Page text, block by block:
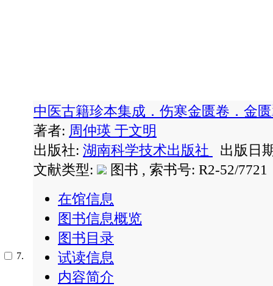
7.
中医古籍珍本集成．伤寒金匮卷．金
著者: 周仲瑛 于文明
出版社: 湖南科学技术出版社
出版日
文献类型:
图书 , 索书号: R2-52/7721
在馆信息
图书信息概览
图书目录
试读信息
内容简介